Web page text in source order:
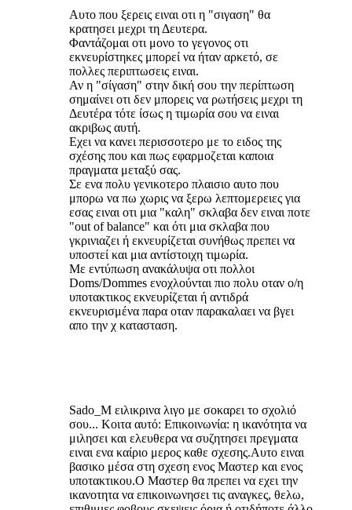
Αυτο που ξερεις ειναι οτι η "σιγαση" θα
κρατησει μεχρι τη Δευτερα.
Φαντάζομαι οτι μονο το γεγονος οτι
εκνευρίστηκες μπορεί να ήταν αρκετό, σε
πολλες περιπτωσεις ειναι.
Αν η "σίγαση" στην δική σου την περίπτωση
σημαίνει οτι δεν μπορεις να ρωτήσεις μεχρι τη
Δευτέρα τότε ίσως η τιμωρία σου να ειναι
ακριβως αυτή.
Εχει να κανει περισσοτερο με το ειδος της
σχέσης που και πως εφαρμοζεται καποια
πραγματα μεταξύ σας.
Σε ενα πολυ γενικοτερο πλαισιο αυτο που
μπορω να πω χωρις να ξερω λεπτομερειες για
εσας ειναι οτι μια "καλη" σκλαβα δεν ειναι ποτε
"out of balance" και ότι μια σκλαβα που
γκρινιαζει ή εκνευρίζεται συνήθως πρεπει να
υποστεί και μια αντίστοιχη τιμωρία.
Με εντύπωση ανακάλυψα οτι πολλοι
Doms/Dommes ενοχλούνται πιο πολυ οταν ο/η
υποτακτικος εκνευρίζεται ή αντιδρά
εκνευρισμένα παρα οταν παρακαλαει να βγει
απο την χ κατασταση.
Sado_M ειλικρινα λιγο με σοκαρει το σχολιό
σου... Κοιτα αυτό: Επικοινωνία: η ικανότητα να
μιλησει και ελευθερα να συζητησει πρεγματα
ειναι ενα καίριο μερος καθε σχεσης.Αυτο ειναι
βασικο μέσα στη σχεση ενος Μαστερ και ενος
υποτακτικου.Ο Μαστερ θα πρεπει να εχει την
ικανοτητα να επικοινωνησει τις αναγκες, θελω,